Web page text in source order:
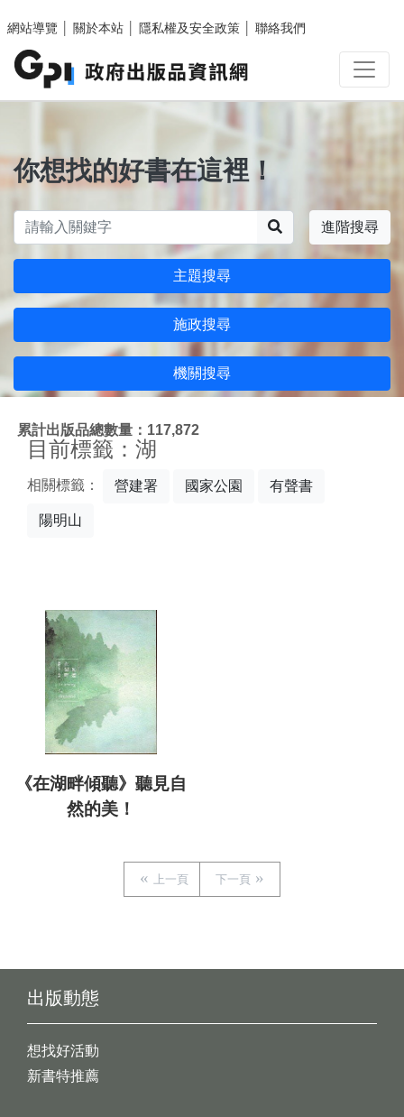
網站導覽
關於本站 隱私權及安全政策 聯絡我們
你想找的好書在這裡！
進階搜尋
主題搜尋
施政搜尋
機關搜尋
累計出版品總數量：117,872
目前標籤：湖
相關標籤： 營建署 國家公園 有聲書
陽明山
《在湖畔傾聽》聽見自
然的美！
上一頁 下一頁
出版動態
想找好活動
新書特推薦